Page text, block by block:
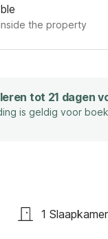
the property
tot 21 dagen
is geldig voor
1 Slaapkamer